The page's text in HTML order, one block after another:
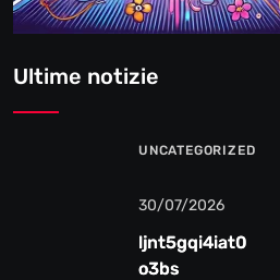
Ultime notizie
UNCATEGORIZED
30/07/2026
ljnt5gqi4iat0
o3bs